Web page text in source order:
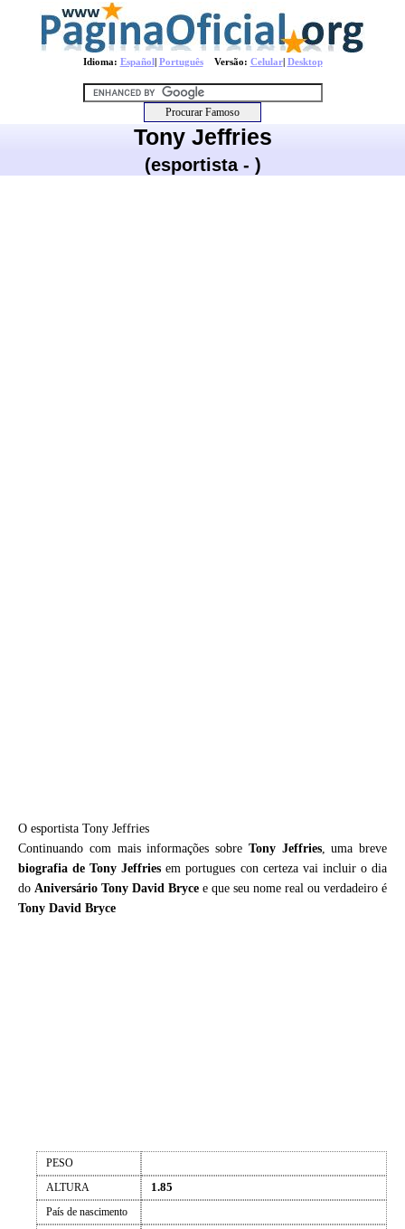
Idioma: Español| PortuguêsVersão: Celular| Desktop
Tony Jeffries
(esportista - )
O esportista Tony Jeffries
Continuando com mais informações sobre Tony Jeffries, uma breve
biografia deTony Jeffries em portugues con certeza vai incluir o dia
do Aniversário Tony David Bryce e que seu nome real ou verdadeiro é
Tony David Bryce
PESO
ALTURA
1.85
País de nascimento